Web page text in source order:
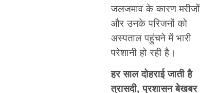
जलजमाव के कारण मरीजों
और उनके परिजनों को
अस्पताल पहुंचने में भारी
परेशानी हो रही है।
हर साल दोहराई जाती है
त्रासदी, प्रशासन बेखबर